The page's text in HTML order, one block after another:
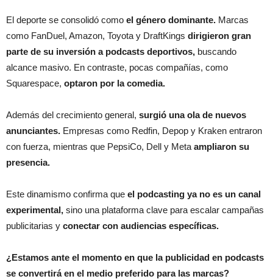
El deporte se consolidó como el género dominante. Marcas
como FanDuel, Amazon, Toyota y DraftKings dirigieron gran
parte de su inversión a podcasts deportivos, buscando
alcance masivo. En contraste, pocas compañías, como
Squarespace, optaron por la comedia.
Además del crecimiento general, surgió una ola de nuevos
anunciantes. Empresas como Redfin, Depop y Kraken entraron
con fuerza, mientras que PepsiCo, Dell y Meta ampliaron su
presencia.
Este dinamismo confirma que el podcasting ya no es un canal
experimental, sino una plataforma clave para escalar campañas
publicitarias y conectar con audiencias específicas.
¿Estamos ante el momento en que la publicidad en podcasts
se convertirá en el medio preferido para las marcas?